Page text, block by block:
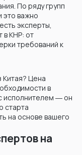
По ряду групп
это важно
эксперты,
в КНР: от
требований к
Китая? Цена
в
исполнителем ― он
старта
на основе вашего
на